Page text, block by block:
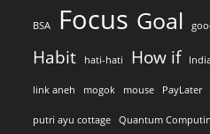
BSA Focus Goal
Habit
hati-hati How if
link aneh mogok mouse PayLater
putri ayu cottage Quantum